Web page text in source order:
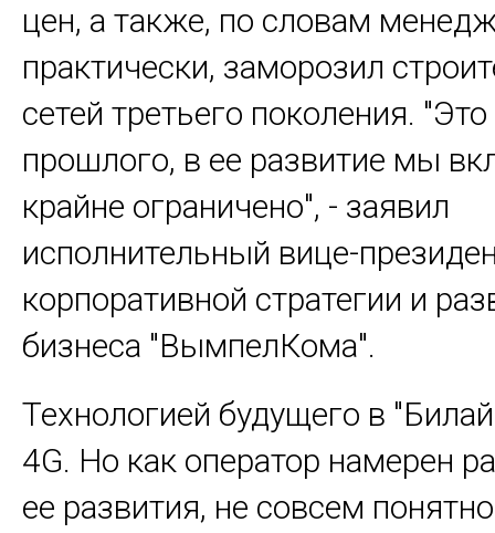
цен, а также, по словам
практически, заморозил
сетей третьего поколения.
прошлого, в ее развитие мы
крайне ограничено", - заявил
исполнительный вице-
корпоративной стратегии и
бизнеса "ВымпелКома".
Технологией будущего в
4G. Но как оператор намерен
ее развития, не совсем